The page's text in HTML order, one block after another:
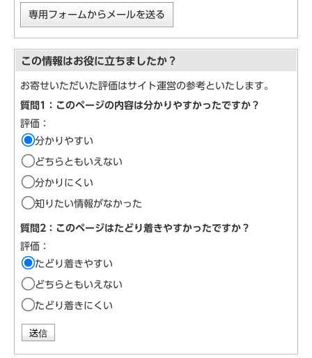
専用フォームからメールを送る
この情報はお役に立ちましたか？
お寄せいただいた評価はサイト運営の参考といたします。
質問1：このページの内容は分かりやすかったですか？
評価：
分かりやすい
どちらともいえない
分かりにくい
知りたい情報がなかった
質問2：このページはたどり着きやすかったですか？
評価：
たどり着きやすい
どちらともいえない
たどり着きにくい